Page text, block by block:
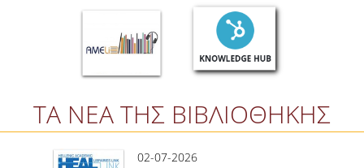
ΑΝΑΓΝΩΣΤΗΡΙΟ
ΔΑΝΕΙΣΜΟΣ
ΔΙΑΔΑΝΕΙΣΜΟΣ
ΠΑΡΑΓΓΕΛΙΕΣ ΒΙΒΛΙΩΝ
ΤΑ ΝΕΑ ΤΗΣ ΒΙΒΛΙΟΘΗΚΗΣ
02-07-2026